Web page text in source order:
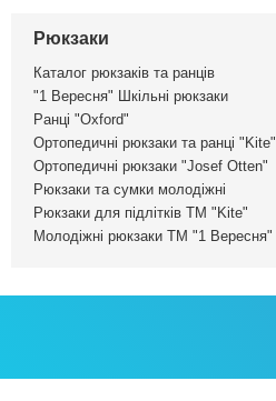
Рюкзаки
Каталог рюкзаків та ранців
"1 Вересня" Шкільні рюкзаки
Ранці "Oxford"
Ортопедичні рюкзаки та ранці "Kite"
Ортопедичні рюкзаки "Josef Otten"
Рюкзаки та сумки молодіжні
Рюкзаки для підлітків ТМ "Kite"
Молодіжні рюкзаки ТМ "1 Вересня"